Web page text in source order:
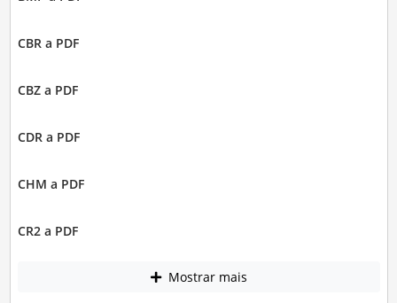
CBR a PDF
CBZ a PDF
CDR a PDF
CHM a PDF
CR2 a PDF
Mostrar mais